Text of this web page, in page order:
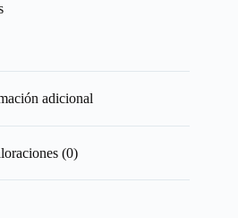
adicional
(0)